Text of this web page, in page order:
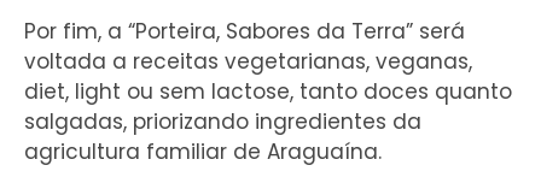
Por fim, a “Porteira, Sabores da Terra” será
voltada a receitas vegetarianas, veganas,
diet, light ou sem lactose, tanto doces quanto
salgadas, priorizando ingredientes da
agricultura familiar de Araguaína.